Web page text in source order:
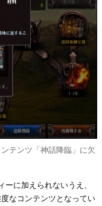
テンツ「神話降臨」に欠
に加えられないうえ、
なコンテンツとなってい